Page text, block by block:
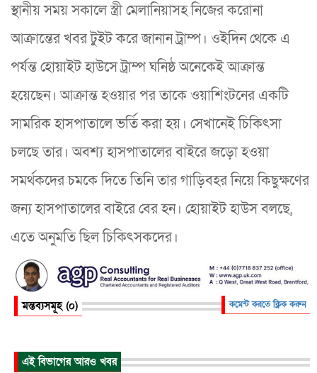
স্থানীয় সময় সকালে স্ত্রী মেলানিয়াসহ নিজের করোনা
আক্রান্তের খবর টুইট করে জানান ট্রাম্প। ওইদিন থেকে এ
পর্যন্ত হোয়াইট হাউসে ট্রাম্প ঘনিষ্ঠ অনেকেই আক্রান্ত
হয়েছেন। আক্রান্ত হওয়ার পর তাকে ওয়াশিংটনের একটি
সামরিক হাসপাতালে ভর্তি করা হয়। সেখানেই চিকিৎসা
চলছে তার। অবশ্য হাসপাতালের বাইরে জড়ো হওয়া
সমর্থকদের চমকে দিতে তিনি তার গাড়িবহর নিয়ে কিছুক্ষণের
জন্য হাসপাতালের বাইরে বের হন। হোয়াইট হাউস বলছে,
এতে অনুমতি ছিল চিকিৎসকদের।
মন্তব্যসমূহ (০) কমেন্ট করতে ক্লিক করুন
এই বিভাগের আরও খবর